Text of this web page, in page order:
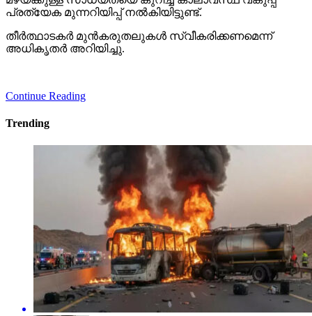
പ്രത്യേക മുന്നറിയിപ്പ് നല്‍കിയിട്ടുണ്ട്.
തീര്‍ത്ഥാടകര്‍ മുന്‍കരുതലുകള്‍ സ്വീകരിക്കണമെന്ന്
അധികൃതര്‍ അറിയിച്ചു.
Continue Reading
Trending